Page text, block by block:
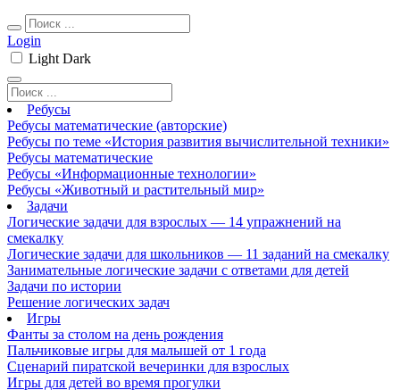
Login
Light Dark
Ребусы
Ребусы математические (авторские)
Ребусы по теме «История развития вычислительной техники»
Ребусы математические
Ребусы «Информационные технологии»
Ребусы «Животный и растительный мир»
Задачи
Логические задачи для взрослых — 14 упражнений на
смекалку
Логические задачи для школьников — 11 заданий на смекалку
Занимательные логические задачи с ответами для детей
Задачи по истории
Решение логических задач
Игры
Фанты за столом на день рождения
Пальчиковые игры для малышей от 1 года
Сценарий пиратской вечеринки для взрослых
Игры для детей во время прогулки